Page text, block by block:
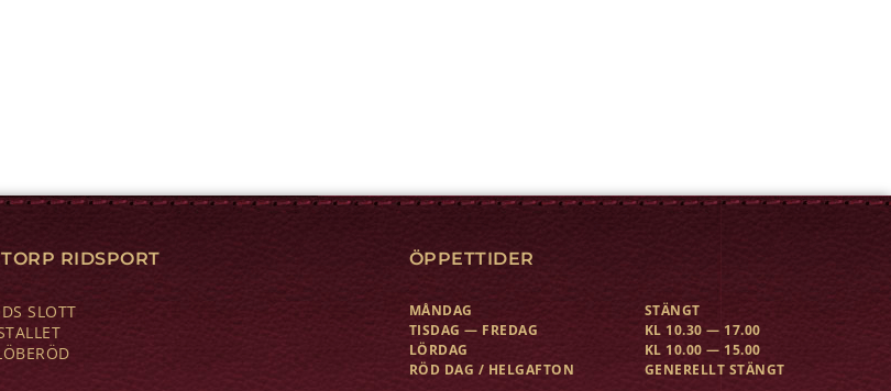
RIDSPORT
SLOTT
ÖPPETTIDER
MÅNDAG
TISDAG — FREDAG
LÖRDAG
RÖD DAG / HELGAFTON
STÄNGT
KL 10.30 — 17.00
KL 10.00 — 15.00
GENERELLT STÄNGT